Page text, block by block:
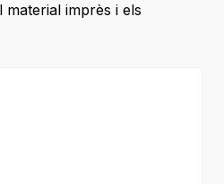
imprès i els